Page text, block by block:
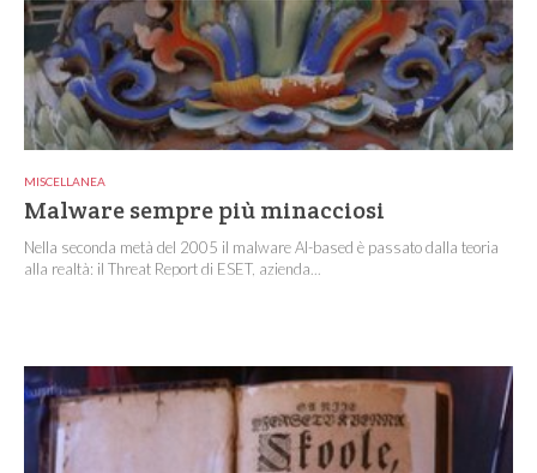
MISCELLANEA
Malware sempre più minacciosi
Nella seconda metà del 2005 il malware AI-based è passato dalla teoria
alla realtà: il Threat Report di ESET, azienda...